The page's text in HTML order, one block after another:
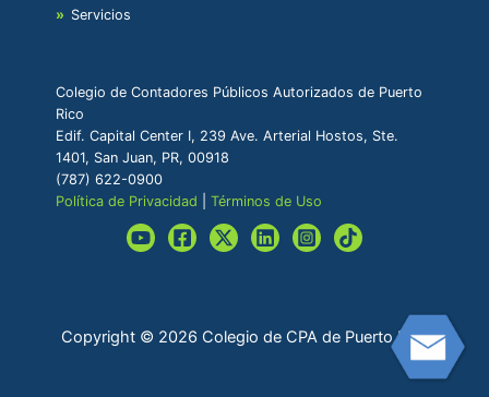
Servicios
Colegio de Contadores Públicos Autorizados de Puerto
Rico
Edif. Capital Center I, 239 Ave. Arterial Hostos, Ste.
1401, San Juan, PR, 00918
(787) 622-0900
Política de Privacidad |Términos de Uso
Copyright © 2026 Colegio de CPA de Puerto Rico